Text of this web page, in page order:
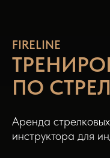
FIRELINE
ПО
Аренда
инструктора для